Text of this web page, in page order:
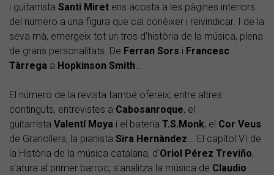
i guitarrista Santi Miret ens acosta a les pàgines interiors
del número a una figura que cal conèixer i reivindicar. I de la
seva mà, emergeix tot un tros d'història de la música, plena
de grans personalitats. De Ferran Sors i Francesc
Tàrrega a Hopkinson Smith...
El número de la revista també ofereix, entre altres
continguts, entrevistes a Cabosanroque, el
guitarrista Valentí Moya i el bateria T.S.Monk, el Cor Veus
de Granollers, la pianista Sira Hernàndez... El capítol VI de
la Història de la música catalana, d'Oriol Pérez Treviño,
s'atura al primer barroc; s'analitza la música de Claudio